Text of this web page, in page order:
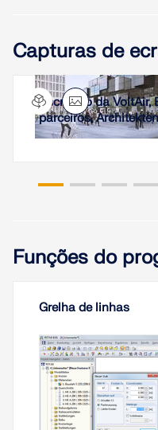
uma ligação de
tubulares com
um banzo inferior
de transporte tem de
Ler mais
As deformações dos
Capturas de
Escritório da VoltAir,
parceiros,
Funções do
Grelha de linhas